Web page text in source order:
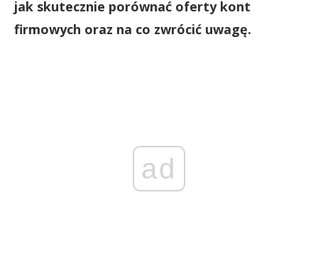
jak skutecznie porównać oferty kont
firmowych oraz na co zwrócić uwagę.
ad